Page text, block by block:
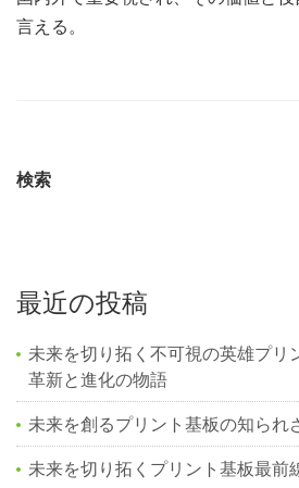
言える。
検索
最近の投稿
未来を切り拓く不可視の英雄プリ
革新と進化の物語
未来を創るプリント基板の知られ
未来を切り拓くプリント基板最前